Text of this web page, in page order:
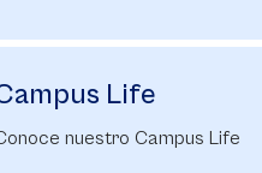
Life
nuestro Campus Life